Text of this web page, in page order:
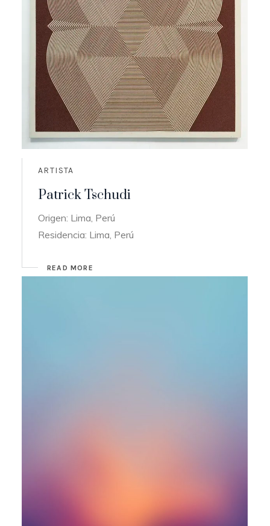
ARTISTA
Patrick Tschudi
Origen: Lima, Perú
Residencia: Lima, Perú
READ MORE